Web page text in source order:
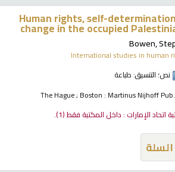
Human rights, self-
change in the occupied
Bowen,
International studies in human
نص؛ التنسيق: طباعة
The Hague ; Boston : Martinus Nijhoff
اتحاد الإمارات : داخل المكتبة فقط(1).